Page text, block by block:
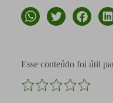
Esse conteúdo foi útil